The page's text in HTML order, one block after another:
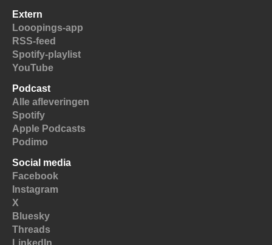
Extern
Looopings-app
RSS-feed
Spotify-playlist
YouTube
Podcast
Alle afleveringen
Spotify
Apple Podcasts
Podimo
Social media
Facebook
Instagram
X
Bluesky
Threads